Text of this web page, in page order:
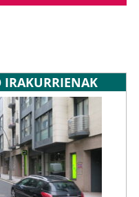
IRAKURRIENAK